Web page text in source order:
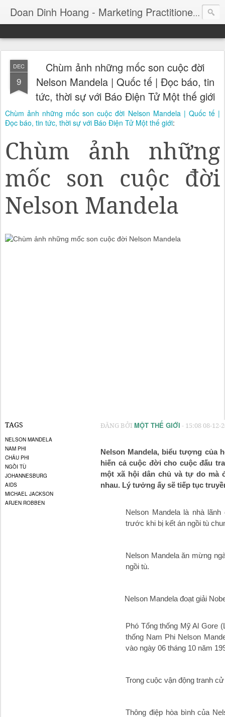
Doan Dinh Hoang - Marketing Practitioner
DEC
9
Chùm ảnh những mốc son cuộc đời
Nelson Mandela | Quốc tế | Đọc báo, tin
tức, thời sự với Báo Điện Tử Một thế giới
Chùm ảnh những mốc son cuộc đời Nelson Mandela | Quốc tế |
Đọc báo, tin tức, thời sự với Báo Điện Tử Một thế giới:
Chùm ảnh những
mốc son cuộc đời
Nelson Mandela
TAGS
NELSON MANDELA
NAM PHI
CHÂU PHI
NGỒI TÙ
JOHANNESBURG
AIDS
MICHAEL JACKSON
ARJEN ROBBEN
ĐĂNG BỞI MỘT THẾ GIỚI - 15:08 08-12-
Nelson Mandela, biểu tượng của
hiến cả cuộc đời cho cuộc đấu
một xã hội dân chủ và tự do mà
nhau. Lý tưởng ấy sẽ tiếp tục
Nelson Mandela là nhà
trước khi bị kết án ngồi tù
Nelson Mandela ăn mừng
ngồi tù.
Nelson Mandela đoạt giải Nobel
Phó Tổng thống Mỹ Al Gore
thống Nam Phi Nelson
vào ngày 06 tháng 10 năm
Trong cuộc vận động tranh
Thông điệp hòa bình của